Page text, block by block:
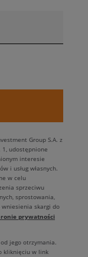
Group S.A. z
1, udostępnione
interesie
i usług własnych.
w celu
sprzeciwu
sprostowania,
skargi do
prywatności
jego otrzymania.
kliknięciu w link